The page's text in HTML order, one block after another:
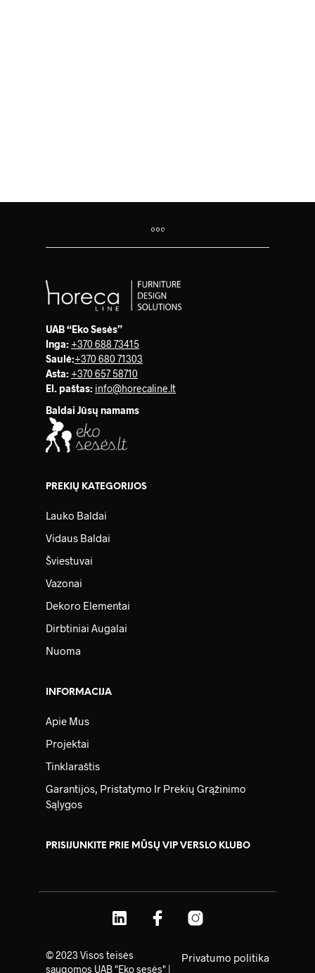
UAB “Eko Sesės”
Inga: +370 688 73415
Saulė:+370 680 71303
Asta: +370 657 58710
El. paštas: info@horecaline.lt
Baldai Jūsų namams
PREKIŲ KATEGORIJOS
Lauko Baldai
Vidaus Baldai
Šviestuvai
Vazonai
Dekoro Elementai
Dirbtiniai Augalai
Nuoma
INFORMACIJA
Apie Mus
Projektai
Tinklaraštis
Garantijos, Pristatymo Ir Prekių Grąžinimo
Sąlygos
PRISIJUNKITE PRIE MŪSŲ VIP VERSLO KLUBO
Privatumo politika
© 2023 Visos teisės
saugomos UAB "Eko sesės" |